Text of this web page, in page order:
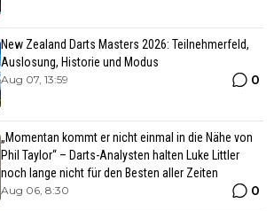
New Zealand Darts Masters 2026: Teilnehmerfeld,
Auslosung, Historie und Modus
Aug 07, 13:59 0
„Momentan kommt er nicht einmal in die Nähe von
Phil Taylor“ – Darts-Analysten halten Luke Littler
noch lange nicht für den Besten aller Zeiten
Aug 06, 8:30 0